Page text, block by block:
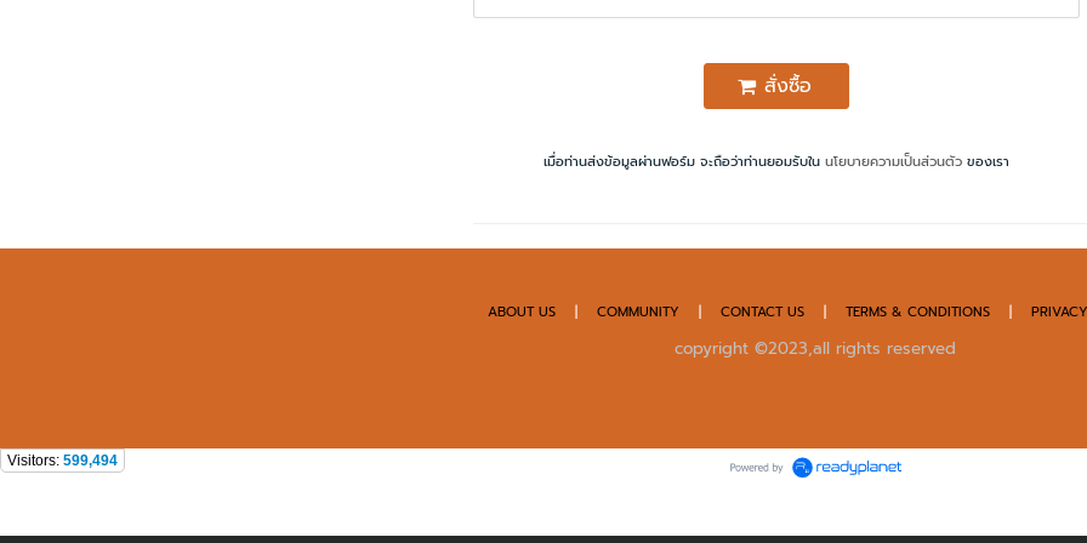
สั่งซื้อ
เมื่อท่านส่งข้อมูลผ่านฟอร์ม จะถือว่าท่านยอมรับใน นโยบายความเป็นส่วนตัวของเรา
ABOUT US | COMMUNITY | CONTACT US | TERMS & CONDITIONS |
copyright ©2023,all rights reserved
Visitors: 599,494